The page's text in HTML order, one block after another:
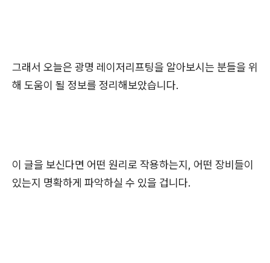
그래서 오늘은 광명 레이저리프팅을 알아보시는 분들을 위
해 도움이 될 정보를 정리해보았습니다.
이 글을 보신다면 어떤 원리로 작용하는지, 어떤 장비들이
있는지 명확하게 파악하실 수 있을 겁니다.